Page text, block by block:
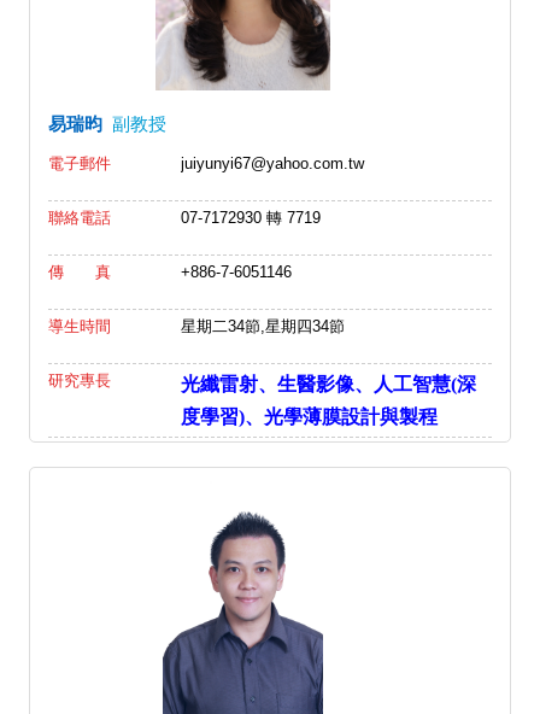
易瑞昀 副教授
電子郵件 juiyunyi67@yahoo.com.tw
聯絡電話 07-7172930 轉 7719
傳 真 +886-7-6051146
導生時間 星期二34節,星期四34節
研究專長 光纖雷射、生醫影像、人工智慧(深
度學習)、光學薄膜設計與製程